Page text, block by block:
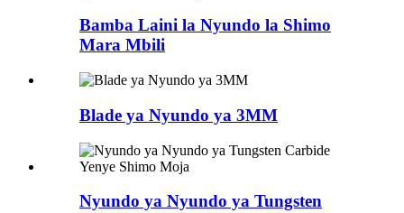
Bamba Laini la Nyundo la Shimo
Mara Mbili
Blade ya Nyundo ya 3MM
Nyundo ya Nyundo ya Tungsten